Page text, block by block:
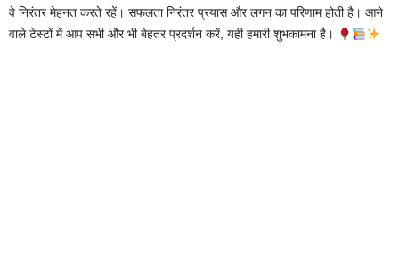
वे निरंतर मेहनत करते रहें। सफलता निरंतर प्रयास और लगन का परिणाम होती है। आने
वाले टेस्टों में आप सभी और भी बेहतर प्रदर्शन करें, यही हमारी शुभकामना है।